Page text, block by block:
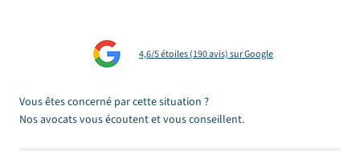
vos droits
4,6/5 étoiles (190 avis) sur Google
Vous êtes concerné par cette situation ?
Nos avocats vous écoutent et vous conseillent.